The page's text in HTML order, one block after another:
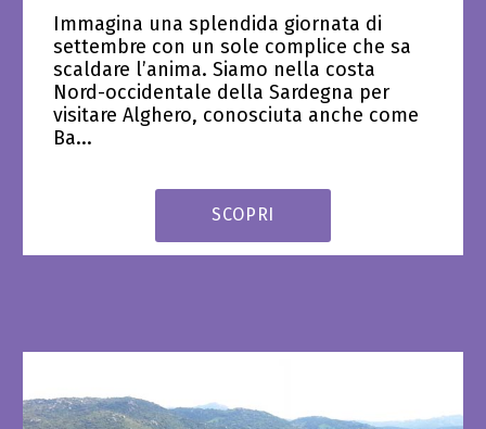
Immagina una splendida giornata di
settembre con un sole complice che sa
scaldare l’anima. Siamo nella costa
Nord-occidentale della Sardegna per
visitare Alghero, conosciuta anche come
Ba...
SCOPRI